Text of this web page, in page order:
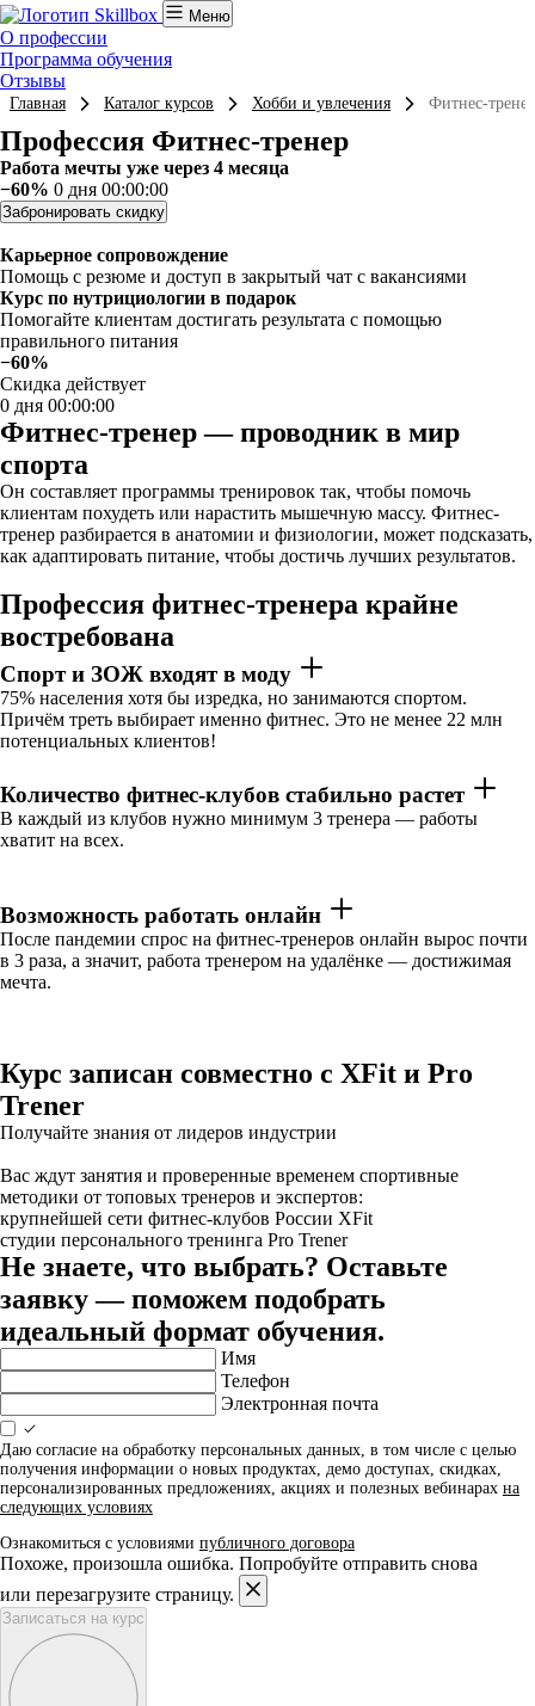
Меню
О профессии
Программа обучения
Отзывы
Главная Каталог курсов Хобби и увлечения Фитнес-тренер
Профессия Фитнес-тренер
Работа мечты уже через 4 месяца
−60% 0 дня 00:00:00
Забронировать скидку
Карьерное сопровождение
Помощь с резюме и доступ в закрытый чат с вакансиями
Курс по нутрициологии в подарок
Помогайте клиентам достигать результата с помощью
правильного питания
−60%
Скидка действует
0 дня 00:00:00
Фитнес-тренер — проводник в мир
спорта
Он составляет программы тренировок так, чтобы помочь
клиентам похудеть или нарастить мышечную массу. Фитнес-
тренер разбирается в анатомии и физиологии, может подсказать,
как адаптировать питание, чтобы достичь лучших результатов.
Профессия фитнес-тренера крайне
востребована
Спорт и ЗОЖ входят в моду
75% населения хотя бы изредка, но занимаются спортом.
Причём треть выбирает именно фитнес. Это не менее 22 млн
потенциальных клиентов!
Количество фитнес-клубов стабильно растет
В каждый из клубов нужно минимум 3 тренера — работы
хватит на всех.
Возможность работать онлайн
После пандемии спрос на фитнес-тренеров онлайн вырос почти
в 3 раза, а значит, работа тренером на удалёнке — достижимая
мечта.
Курс записан совместно с XFit и Pro
Trener
Получайте знания от лидеров индустрии
Вас ждут занятия и проверенные временем спортивные
методики от топовых тренеров и экспертов:
крупнейшей сети фитнес-клубов России XFit
студии персонального тренинга Pro Trener
Не знаете, что выбрать? Оставьте
заявку — поможем подобрать
идеальный формат обучения.
Имя
Телефон
Электронная почта
Даю согласие на обработку персональных данных, в том числе с целью
получения информации о новых продуктах, демо доступах, скидках,
персонализированных предложениях, акциях и полезных вебинарах на
следующих условиях
Ознакомиться с условиями публичного договора
Похоже, произошла ошибка. Попробуйте отправить снова
или перезагрузите страницу.
Записаться на курс